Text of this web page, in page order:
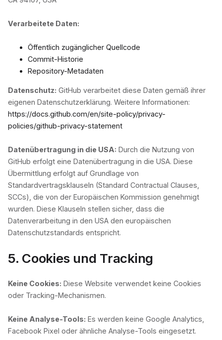
Verarbeitete Daten:
Öffentlich zugänglicher Quellcode
Commit-Historie
Repository-Metadaten
Datenschutz: GitHub verarbeitet diese Daten gemäß ihrer
eigenen Datenschutzerklärung. Weitere Informationen:
https://docs.github.com/en/site-policy/privacy-
policies/github-privacy-statement
Datenübertragung in die USA: Durch die Nutzung von
GitHub erfolgt eine Datenübertragung in die USA. Diese
Übermittlung erfolgt auf Grundlage von
Standardvertragsklauseln (Standard Contractual Clauses,
SCCs), die von der Europäischen Kommission genehmigt
wurden. Diese Klauseln stellen sicher, dass die
Datenverarbeitung in den USA den europäischen
Datenschutzstandards entspricht.
5. Cookies und Tracking
Keine Cookies: Diese Website verwendet keine Cookies
oder Tracking-Mechanismen.
Keine Analyse-Tools: Es werden keine Google Analytics,
Facebook Pixel oder ähnliche Analyse-Tools eingesetzt.